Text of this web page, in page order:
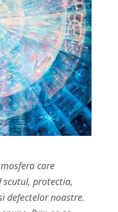
care
protectia,
defectelor noastre.